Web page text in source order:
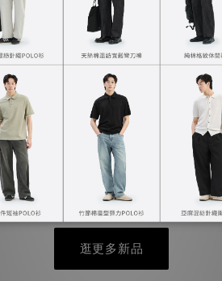
矚目新品
涼感防曬立領外套
NT$1,390
逛更多新品